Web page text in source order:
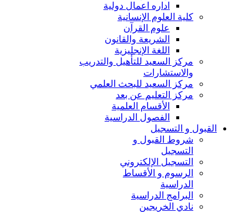
اداره اعمال دولية
كلية العلوم الإنسانية
علوم القرآن
الشريعة والقانون
اللغة الإنجليزية
مركز السعيد للتأهيل والتدريب
والاستشارات
مركز السعيد للبحث العلمي
مركز التعليم عن بعد
الأقسام العلمية
الفصول الدراسية
القبول و التسجيل
شروط القبول و
التسجيل
التسجيل الإلكتروني
الرسوم و الأقساط
الدراسية
البرامج الدراسية
نادي الخريجين